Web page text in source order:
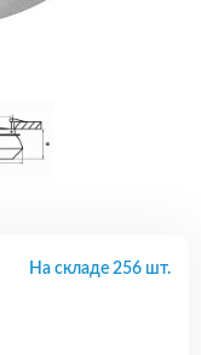
На складе 256 шт.